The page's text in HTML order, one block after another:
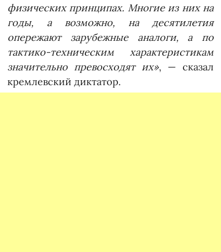
физических принципах. Многие из них на
годы, а возможно, на десятилетия
опережают зарубежные аналоги, а по
тактико-техническим характеристикам
значительно превосходят их», — сказал
кремлевский диктатор.